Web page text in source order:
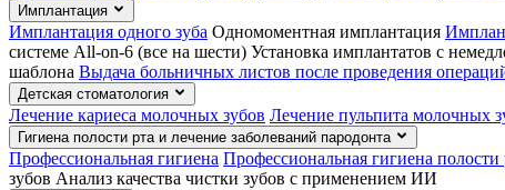
Имплантация
Имплантация одного зуба Одномоментная имплантация
системе All-on-6 (все на шести) Установка имплантатов с
шаблона Выдача больничных листов после проведения
Детская стоматология
Лечение кариеса молочных зубов Лечение пульпита молочных
Гигиена полости рта и лечение заболеваний пародонта
Профессиональная гигиена Профессиональная гигиена полости
зубов Анализ качества чистки зубов с применением ИИ